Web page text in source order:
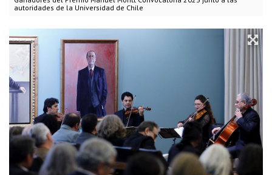
autoridades de la Universidad de Chile